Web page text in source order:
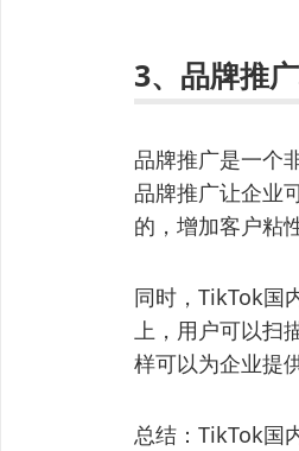
3、品牌推
品牌推广是一个
品牌推广让企业
的，增加客户粘
同时，TikTok国
上，用户可以扫
样可以为企业提
总结：TikTok国